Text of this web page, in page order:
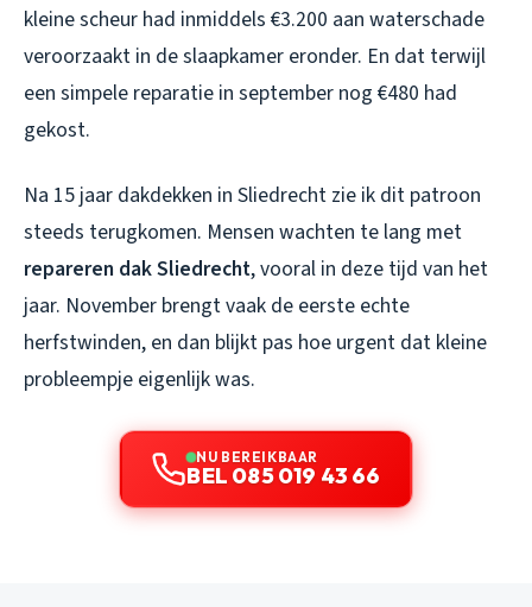
kleine scheur had inmiddels €3.200 aan waterschade
veroorzaakt in de slaapkamer eronder. En dat terwijl
een simpele reparatie in september nog €480 had
gekost.
Na 15 jaar dakdekken in Sliedrecht zie ik dit patroon
steeds terugkomen. Mensen wachten te lang met
repareren dak Sliedrecht, vooral in deze tijd van het
jaar. November brengt vaak de eerste echte
herfstwinden, en dan blijkt pas hoe urgent dat kleine
probleempje eigenlijk was.
NU BEREIKBAAR
BEL 085 019 43 66